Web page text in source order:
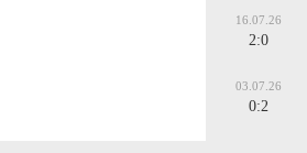
16.07.26
2:0
03.07.26
0:2